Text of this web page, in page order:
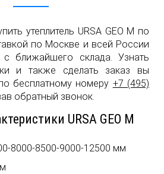
утеплитель URSA GEO М по
по Москве и всей России
ближайшего склада. Узнать
и также сделать заказ вы
бесплатному номеру +7 (495)
обратный звонок.
URSA GEO М
8000-8500-9000-12500 мм